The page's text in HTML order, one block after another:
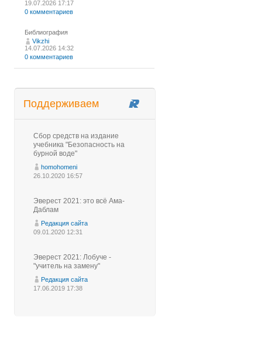
19.07.2026 17:17
0 комментариев
Библиография
Vikzhi
14.07.2026 14:32
0 комментариев
Поддерживаем
Сбор средств на издание
учебника "Безопасность на
бурной воде"
homohomeni
26.10.2020 16:57
Эверест 2021: это всё Ама-
Даблам
Редакция сайта
09.01.2020 12:31
Эверест 2021: Лобуче -
"учитель на замену"
Редакция сайта
17.06.2019 17:38